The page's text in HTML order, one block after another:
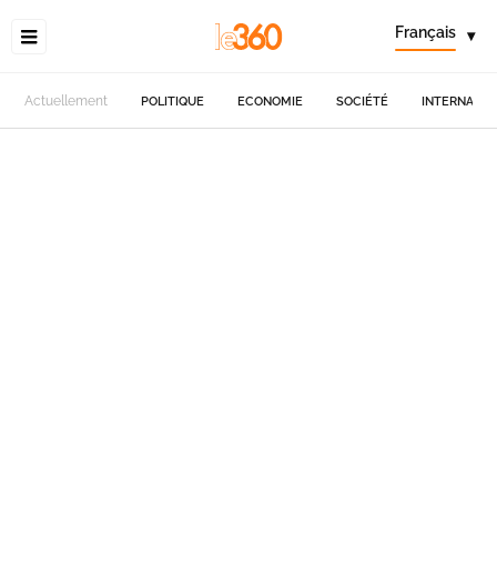
Français ▾
Actuellement POLITIQUE ECONOMIE SOCIÉTÉ